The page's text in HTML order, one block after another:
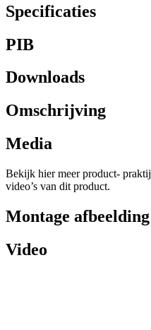
Specificaties
PIB
Downloads
Omschrijving
Media
Bekijk hier meer product-
video’s van dit product.
Montage afbeelding
Video